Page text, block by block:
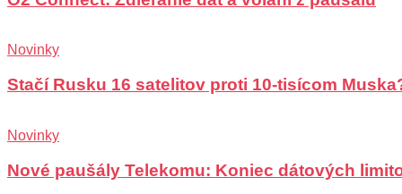
Novinky
Stačí Rusku 16 satelitov proti 10-tisícom
Novinky
Nové paušály Telekomu: Koniec dátových